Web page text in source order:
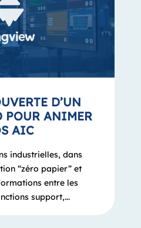
D’UN
POUR ANIMER
AIC
industrielles, dans
“zéro papier” et
entre les
support,...